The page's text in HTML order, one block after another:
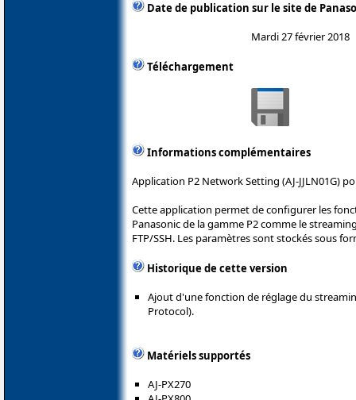
Date de publication sur le site de
Mardi 27 février 2018
Téléchargement
Informations complémentaires
Application P2 Network Setting (AJ-JJLN01G)
Cette application permet de configurer les
Panasonic de la gamme P2 comme le
FTP/SSH. Les paramètres sont stockés sous
Historique de cette version
Ajout d'une fonction de réglage du
Protocol).
Matériels supportés
AJ-PX270